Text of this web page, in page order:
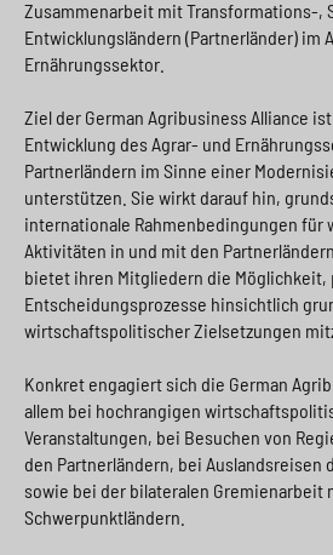
Zusammenarbeit mit Transformations-,
Entwicklungsländern (Partnerländer) im
Ernährungssektor.
Ziel der German Agribusiness Alliance
Entwicklung des Agrar- und
Partnerländern im Sinne einer
unterstützen. Sie wirkt darauf hin,
internationale Rahmenbedingungen für
Aktivitäten in und mit den
bietet ihren Mitgliedern die Möglichkeit,
Entscheidungsprozesse hinsichtlich
wirtschaftspolitischer Zielsetzungen
Konkret engagiert sich die German
allem bei hochrangigen
Veranstaltungen, bei Besuchen von
den Partnerländern, bei Auslandsreisen
sowie bei der bilateralen Gremienarbeit
Schwerpunktländern.